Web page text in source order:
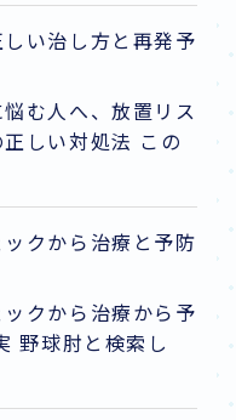
い治し方と再発予
む人へ、放置リス
しい対処法 この
クから治療と予防
クから治療から予
野球肘と検索し